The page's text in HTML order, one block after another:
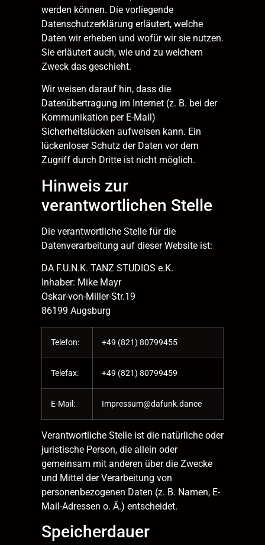
werden können. Die vorliegende
Datenschutzerklärung erläutert, welche
Daten wir erheben und wofür wir sie nutzen.
Sie erläutert auch, wie und zu welchem
Zweck das geschieht.
Wir weisen darauf hin, dass die
Datenübertragung im Internet (z. B. bei der
Kommunikation per E-Mail)
Sicherheitslücken aufweisen kann. Ein
lückenloser Schutz der Daten vor dem
Zugriff durch Dritte ist nicht möglich.
Hinweis zur
verantwortlichen Stelle
Die verantwortliche Stelle für die
Datenverarbeitung auf dieser Website ist:
DA F.U.N.K. TANZ STUDIOS e.K.
Inhaber: Mike Mayr
Oskar-von-Miller-Str.19
86199 Augsburg
Telefon: +49 (821) 80799455
Telefax: +49 (821) 80799459
E-Mail: Impressum@dafunk.dance
Verantwortliche Stelle ist die natürliche oder
juristische Person, die allein oder
gemeinsam mit anderen über die Zwecke
und Mittel der Verarbeitung von
personenbezogenen Daten (z. B. Namen, E-
Mail-Adressen o. Ä.) entscheidet.
Speicherdauer